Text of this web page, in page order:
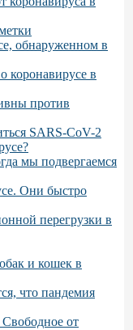
обнаруженном в
коронавирусе в
против
SARS-CoV-2
мы подвергаемся
Они быстро
перегрузки в
и кошек в
что пандемия
от